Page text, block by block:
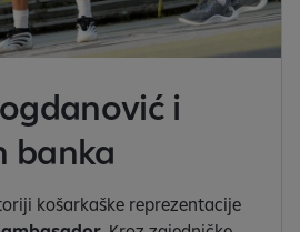
i
banka
košarkaške reprezentacije